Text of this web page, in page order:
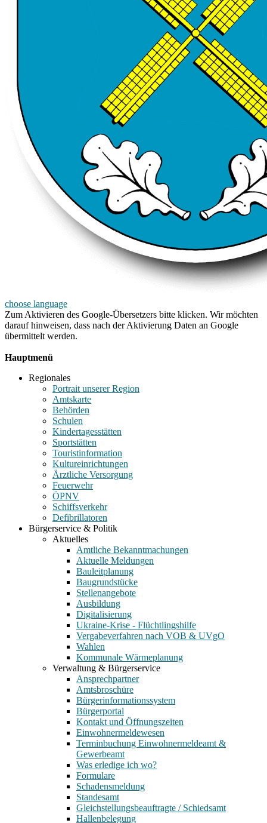
choose language
Zum Aktivieren des Google-Übersetzers bitte klicken. Wir möchten
darauf hinweisen, dass nach der Aktivierung Daten an Google
übermittelt werden.
Hauptmenü
Regionales
Portrait unserer Region
Amtskarte
Behörden
Schulen
Kindertagesstätten
Sportstätten
Touristinformation
Kultureinrichtungen
Ärztliche Versorgung
Feuerwehr
ÖPNV
Schiffsverkehr
Defibrillatoren
Bürgerservice & Politik
Aktuelles
Amtliche Bekanntmachungen
Aktuelle Meldungen
Bauleitplanung
Baugrundstücke
Stellenangebote
Ausbildung
Digitalisierung
Ukraine-Krise - Flüchtlingshilfe
Vergabeverfahren nach VOB & UVgO
Wahlen
Kommunale Wärmeplanung
Verwaltung & Bürgerservice
Ansprechpartner
Amtsbroschüre
Bürgerinformationssystem
Bürgerportal
Kontakt und Öffnungszeiten
Einwohnermeldewesen
Terminbuchung Einwohnermeldeamt &
Gewerbeamt
Was erledige ich wo?
Formulare
Schadensmeldung
Standesamt
Gleichstellungsbeauftragte / Schiedsamt
Hallenbelegung